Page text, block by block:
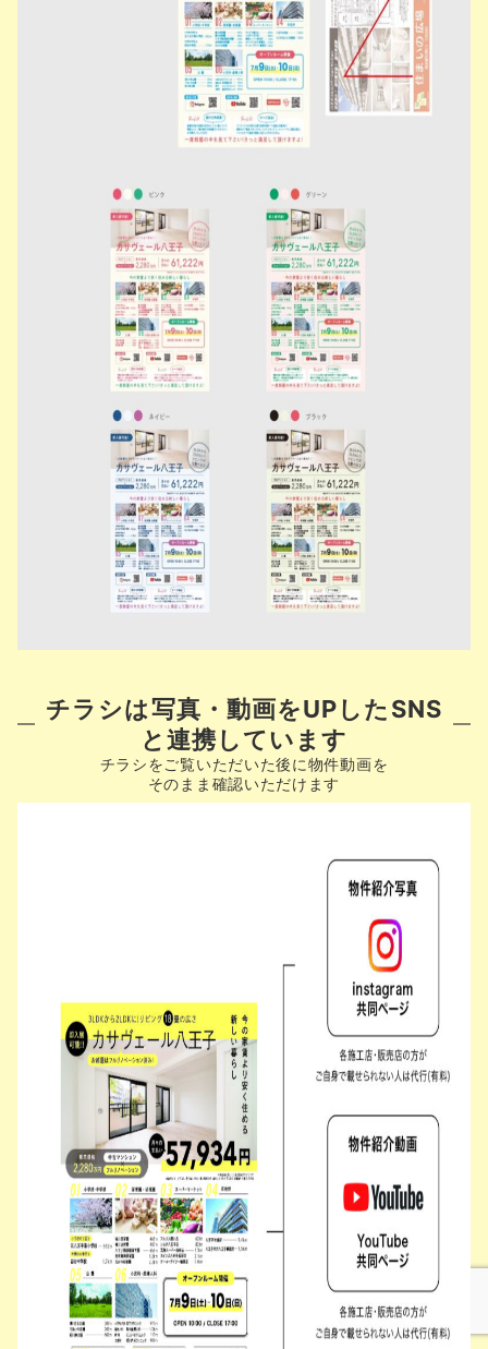
チラシは写真・動画をUPしたSNS
と連携しています
チラシをご覧いただいた後に物件動画を
そのまま確認いただけます